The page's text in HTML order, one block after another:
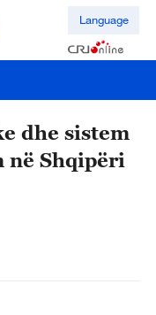
Language
dhe sistem
në Shqipëri